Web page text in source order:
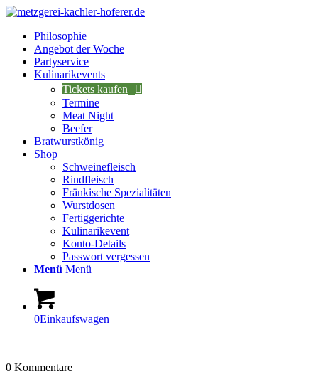
Philosophie
Angebot der Woche
Partyservice
Kulinarikevents
Tickets kaufen
Termine
Meat Night
Beefer
Bratwurstkönig
Shop
Schweinefleisch
Rindfleisch
Fränkische Spezialitäten
Wurstdosen
Fertiggerichte
Kulinarikevent
Konto-Details
Passwort vergessen
Menü Menü
0Einkaufswagen
0 Kommentare